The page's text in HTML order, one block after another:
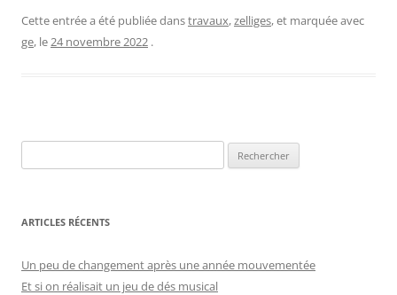
Cette entrée a été publiée danstravaux,zelliges, et marquée avec
ge, le24 novembre 2022 .
ARTICLES RÉCENTS
Un peu de changement après une année mouvementée
Et si on réalisait un jeu de dés musical